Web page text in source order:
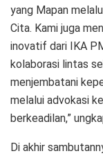
yang Mapan
Cita. Kami juga
inovatif dari IKA
kolaborasi lintas
menjembatani
melalui advokasi
berkeadilan,”
Di akhir